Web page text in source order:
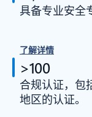
具备专业安全
了解详情
>100
合规认证，包
地区的认证。